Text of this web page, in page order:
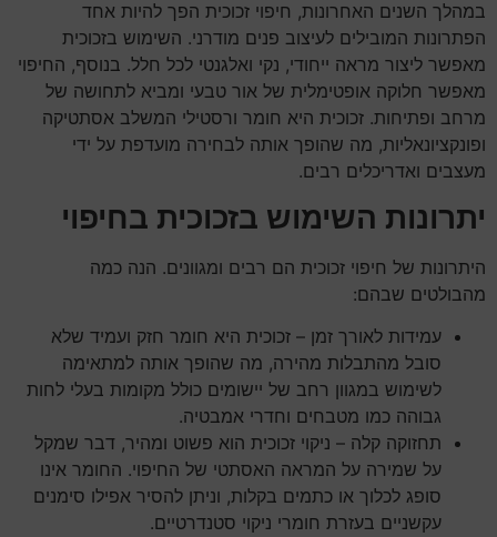
במהלך השנים האחרונות, חיפוי זכוכית הפך להיות אחד
הפתרונות המובילים לעיצוב פנים מודרני. השימוש בזכוכית
מאפשר ליצור מראה ייחודי, נקי ואלגנטי לכל חלל. בנוסף, החיפוי
מאפשר חלוקה אופטימלית של אור טבעי ומביא לתחושה של
מרחב ופתיחות. זכוכית היא חומר ורסטילי המשלב אסתטיקה
ופונקציונאליות, מה שהופך אותה לבחירה מועדפת על ידי
מעצבים ואדריכלים רבים.
יתרונות השימוש בזכוכית בחיפוי
היתרונות של חיפוי זכוכית הם רבים ומגוונים. הנה כמה
מהבולטים שבהם:
עמידות לאורך זמן – זכוכית היא חומר חזק ועמיד שלא
סובל מהתבלות מהירה, מה שהופך אותה למתאימה
לשימוש במגוון רחב של יישומים כולל מקומות בעלי לחות
גבוהה כמו מטבחים וחדרי אמבטיה.
תחזוקה קלה – ניקוי זכוכית הוא פשוט ומהיר, דבר שמקל
על שמירה על המראה האסתטי של החיפוי. החומר אינו
סופג לכלוך או כתמים בקלות, וניתן להסיר אפילו סימנים
עקשניים בעזרת חומרי ניקוי סטנדרטיים.